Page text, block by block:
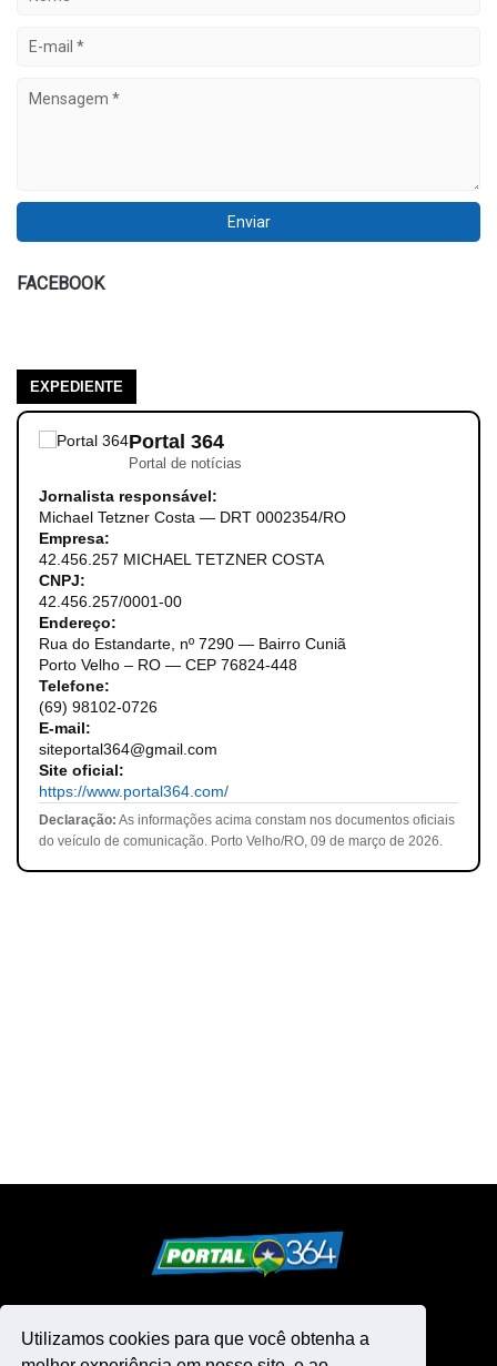
Utilizamos cookies para que você obtenha a
FACEBOOK
EXPEDIENTE
Portal 364
Portal de notícias
Jornalista responsável:
Michael Tetzner Costa — DRT 0002354/RO
Empresa:
42.456.257 MICHAEL TETZNER COSTA
CNPJ:
42.456.257/0001-00
Endereço:
Rua do Estandarte, nº 7290 — Bairro Cuniã
Porto Velho – RO — CEP 76824-448
Telefone:
(69) 98102-0726
E-mail:
siteportal364@gmail.com
Site oficial:
https://www.portal364.com/
Declaração: As informações acima constam nos documentos oficiais
do veículo de comunicação. Porto Velho/RO, 09 de março de 2026.